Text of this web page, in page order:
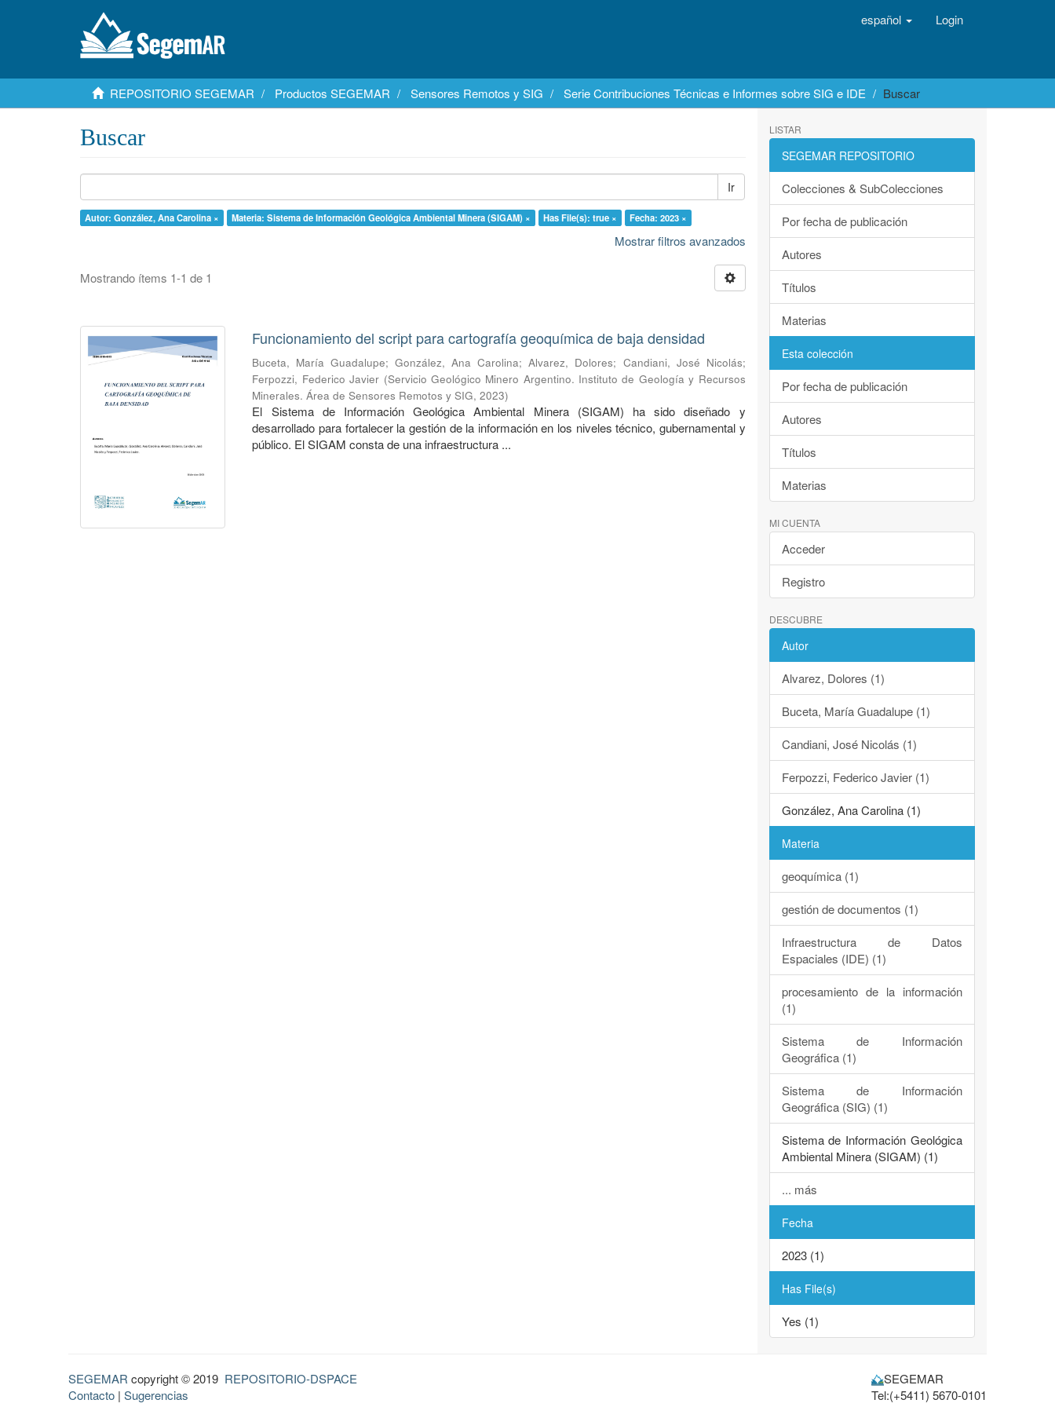
español Login
REPOSITORIO SEGEMAR Productos SEGEMAR Sensores Remotos y SIG Serie Contribuciones Técnicas e Informes sobre SIG e IDE Buscar
Buscar
Ir
Autor: González, Ana Carolina × Materia: Sistema de Información Geológica Ambiental Minera (SIGAM) × Has File(s): true × Fecha: 2023 ×
Mostrar filtros avanzados
Mostrando ítems 1-1 de 1
Funcionamiento del script para cartografía geoquímica de baja densidad
Buceta, María Guadalupe;González, Ana Carolina;Alvarez, Dolores; Candiani, José Nicolás;
Ferpozzi, Federico Javier (Servicio Geológico Minero Argentino. Instituto de Geología y Recursos
Minerales. Área de Sensores Remotos y SIG,2023)
El Sistema de Información Geológica Ambiental Minera (SIGAM) ha sido diseñado y
desarrollado para fortalecer la gestión de la información en los niveles técnico, gubernamental y
público. El SIGAM consta de una infraestructura ...
LISTAR
SEGEMAR REPOSITORIO
Colecciones & SubColecciones
Por fecha de publicación
Autores
Títulos
Materias
Esta colección
Por fecha de publicación
Autores
Títulos
Materias
MI CUENTA
Acceder
Registro
DESCUBRE
Autor
Alvarez, Dolores (1)
Buceta, María Guadalupe (1)
Candiani, José Nicolás (1)
Ferpozzi, Federico Javier (1)
González, Ana Carolina (1)
Materia
geoquímica (1)
gestión de documentos (1)
Infraestructura de Datos
Espaciales (IDE) (1)
procesamiento de la información
(1)
Sistema de Información
Geográfica (1)
Sistema de Información
Geográfica (SIG) (1)
Sistema de Información Geológica
Ambiental Minera (SIGAM) (1)
... más
Fecha
2023 (1)
Has File(s)
Yes (1)
SEGEMAR copyright © 2019 REPOSITORIO-DSPACE
Contacto | Sugerencias
SEGEMAR
Tel:(+5411) 5670-0101